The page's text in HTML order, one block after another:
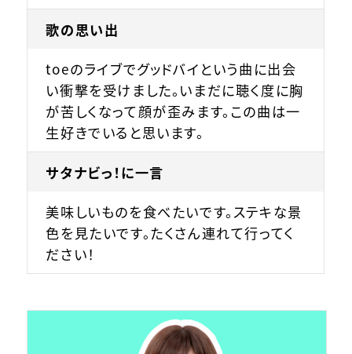
歌の思い出
toeのライブでグッドバイという曲に出会
い衝撃を受けました。いまだに聴く度に胸
が苦しくなって顔が歪みます。この曲は一
生好きでいると思います。
サタナビっ！に一言
美味しいものを食べたいです。ステキな景
色を見たいです。たくさん連れて行ってく
ださい！